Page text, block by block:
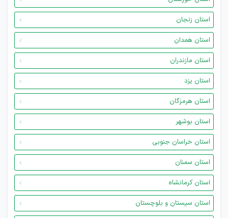
استان زنجان
استان همدان
استان مازندران
استان یزد
استان هرمزگان
استان بوشهر
استان خراسان جنوبی
استان سمنان
استان کرمانشاه
استان سیستان و بلوچستان